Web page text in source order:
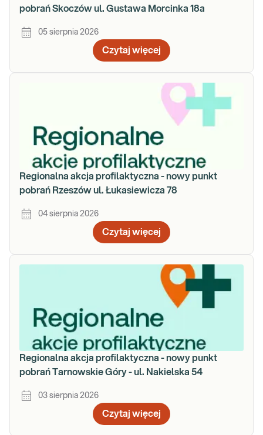
pobrań Skoczów ul. Gustawa Morcinka 18a
05 sierpnia 2026
Czytaj więcej
Regionalna akcja profilaktyczna - nowy punkt
pobrań Rzeszów ul. Łukasiewicza 78
04 sierpnia 2026
Czytaj więcej
Regionalna akcja profilaktyczna - nowy punkt
pobrań Tarnowskie Góry - ul. Nakielska 54
03 sierpnia 2026
Czytaj więcej